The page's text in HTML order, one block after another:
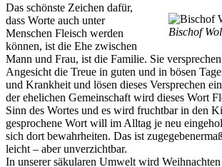
Bischof
Das schönste Zeichen dafür,
dass Worte auch unter
Menschen Fleisch werden
können, ist die Ehe zwischen
Mann und Frau, ist die Familie. Sie
Angesicht die Treue in guten und in bösen
und Krankheit und lösen dieses Versprechen
der ehelichen Gemeinschaft wird dieses Wort
Sinn des Wortes und es wird fruchtbar in den
gesprochene Wort will im Alltag je neu
sich dort bewahrheiten. Das ist
leicht – aber unverzichtbar.
In unserer säkularen Umwelt wird Weihnachten